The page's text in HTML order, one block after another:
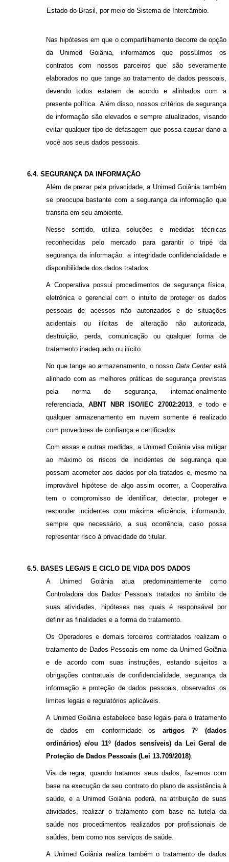
Estado do Brasil, por meio do Sistema de Intercâmbio.
Nas hipóteses em que o compartilhamento decorre de opção
da Unimed Goiânia, informamos que possuímos os
contratos com nossos parceiros que são severamente
elaborados no que tange ao tratamento de dados pessoais,
devendo todos estarem de acordo e alinhados com a
presente política. Além disso, nossos critérios de segurança
de informação são elevados e sempre atualizados, visando
evitar qualquer tipo de defasagem que possa causar dano a
você aos seus dados pessoais.
6.4. SEGURANÇA DA INFORMAÇÃO
Além de prezar pela privacidade, a Unimed Goiânia também
se preocupa bastante com a segurança da informação que
transita em seu ambiente.
Nesse sentido, utiliza soluções e medidas técnicas
reconhecidas pelo mercado para garantir o tripé da
segurança da informação: a integridade confidencialidade e
disponibilidade dos dados tratados.
A Cooperativa possui procedimentos de segurança física,
eletrônica e gerencial com o intuito de proteger os dados
pessoais de acessos não autorizados e de situações
acidentais ou ilícitas de alteração não autorizada,
destruição, perda, comunicação ou qualquer forma de
tratamento inadequado ou ilícito.
No que tange ao armazenamento, o nosso Data Centerestá
alinhado com as melhores práticas de segurança previstas
pela norma de segurança, internacionalmente
referenciada,ABNT NBR ISO/IEC 27002:2013, e todo e
qualquer armazenamento em nuvem somente é realizado
com provedores de confiança e certificados.
Com essas e outras medidas, a Unimed Goiânia visa mitigar
ao máximo os riscos de incidentes de segurança que
possam acometer aos dados por ela tratados e, mesmo na
improvável hipótese de algo assim ocorrer, a Cooperativa
tem o compromisso de identificar, detectar, proteger e
responder incidentes com máxima eficiência, informando,
sempre que necessário, a sua ocorrência, caso possa
representar risco à privacidade do titular.
6.5. BASES LEGAIS E CICLO DE VIDA DOS DADOS
A Unimed Goiânia atua predominantemente como
Controladora dos Dados Pessoais tratados no âmbito de
suas atividades, hipóteses nas quais é responsável por
definir as finalidades e a forma do tratamento.
Os Operadores e demais terceiros contratados realizam o
tratamento de Dados Pessoais em nome da Unimed Goiânia
e de acordo com suas instruções, estando sujeitos a
obrigações contratuais de confidencialidade, segurança da
informação e proteção de dados pessoais, observados os
limites legais e regulatórios aplicáveis.
A Unimed Goiânia estabelece base legais para o tratamento
de dados em conformidadeosartigos 7º (dados
ordinários) e/ou 11º (dados sensíveis) da Lei Geral de
Proteção de Dados Pessoais (Lei 13.709/2018)
Via de regra, quando tratamos seus dados, fazemos com
base na execução de seu contrato do plano de assistência à
saúde, e a Unimed Goiânia poderá, na atribuição de suas
atividades, realizar o tratamento com base na tutela da
saúde nos procedimentos realizados por profissionais de
saúdes, bem como nos serviços de saúde.
A Unimed Goiânia realiza também o tratamento de dados